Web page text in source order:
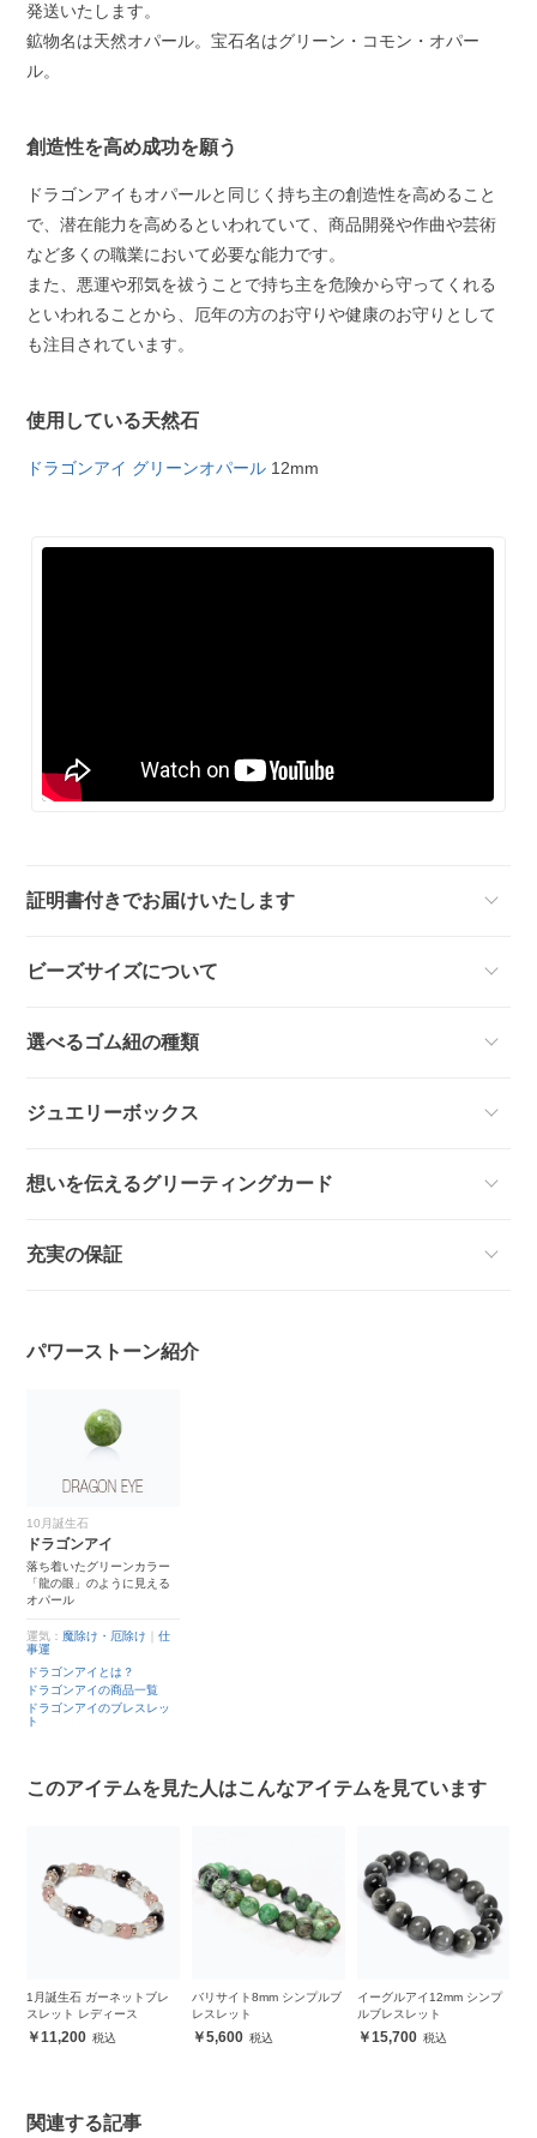
発送いたします。
鉱物名は天然オパール。宝石名はグリーン・コモン・オパー
ル。
創造性を高め成功を願う
ドラゴンアイもオパールと同じく持ち主の創造性を高めること
で、潜在能力を高めるといわれていて、商品開発や作曲や芸術
など多くの職業において必要な能力です。
また、悪運や邪気を祓うことで持ち主を危険から守ってくれる
といわれることから、厄年の方のお守りや健康のお守りとして
も注目されています。
使用している天然石
ドラゴンアイ グリーンオパール 12mm
証明書付きでお届けいたします
ビーズサイズについて
選べるゴム紐の種類
ジュエリーボックス
想いを伝えるグリーティングカード
充実の保証
パワーストーン紹介
10月誕生石
ドラゴンアイ
落ち着いたグリーンカラー
「龍の眼」のように見える
オパール
運気： 魔除け・厄除け ｜仕
事運
ドラゴンアイとは？
ドラゴンアイの商品一覧
ドラゴンアイのブレスレッ
ト
このアイテムを見た人はこんなアイテムを見ています
1月誕生石 ガーネットブレ
スレット レディース
11,200
バリサイト8mm シンプルブ
レスレット
5,600
イーグルアイ12mm シンプ
ルブレスレット
15,700
関連する記事